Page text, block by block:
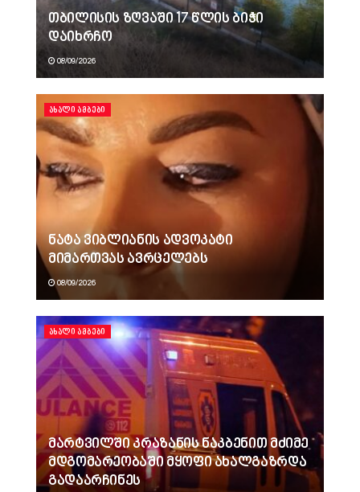
თბილისის ზღვაში 17 წლის ბიჭი
დაიხრჩო
08/09/2026
ᲐᲮᲐᲚᲘ ᲐᲛᲑᲔᲑᲘ
ნატა ვიბლიანის ადვოკატი
მიმართვას ავრცელებს
08/09/2026
ᲐᲮᲐᲚᲘ ᲐᲛᲑᲔᲑᲘ
მარტვილში კრაზანის ნაკბენით მძიმე
მდგომარეობაში მყოფი ახალგაზრდა
გადაარჩინეს